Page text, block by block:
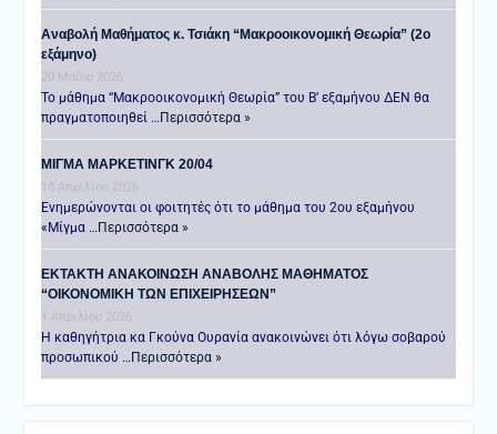
Αναβολή Μαθήματος κ. Τσιάκη “Μακροοικονομική Θεωρία” (2ο
εξάμηνο)
20 Μαΐου 2026
Το μάθημα “Μακροοικονομική Θεωρία” του Β’ εξαμήνου ΔΕΝ θα
πραγματοποιηθεί …Περισσότερα »
ΜΙΓΜΑ ΜΑΡΚΕΤΙΝΓΚ 20/04
18 Απριλίου 2026
Ενημερώνονται οι φοιτητές ότι το μάθημα του 2ου εξαμήνου
«Μίγμα …Περισσότερα »
ΕΚΤΑΚΤΗ ΑΝΑΚΟΙΝΩΣΗ ΑΝΑΒΟΛΗΣ ΜΑΘΗΜΑΤΟΣ
“ΟΙΚΟΝΟΜΙΚΗ ΤΩΝ ΕΠΙΧΕΙΡΗΣΕΩΝ”
1 Απριλίου 2026
Η καθηγήτρια κα Γκούνα Ουρανία ανακοινώνει ότι λόγω σοβαρού
προσωπικού …Περισσότερα »